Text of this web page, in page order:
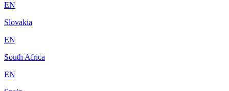
EN
Slovakia
EN
South Africa
EN